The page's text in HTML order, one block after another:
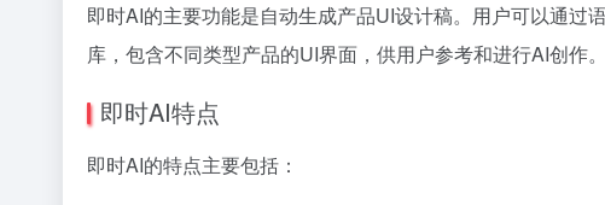
即时AI的主要功能是自动生成产品UI设计稿。用户可以通
库，包含不同类型产品的UI界面，供用户参考和进行AI创作
即时AI特点
即时AI的特点主要包括：